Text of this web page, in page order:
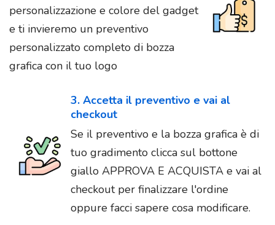
personalizzazione e colore del gadget
e ti invieremo un preventivo
personalizzato completo di bozza
grafica con il tuo logo
3. Accetta il preventivo e vai al
checkout
Se il preventivo e la bozza grafica è di
tuo gradimento clicca sul bottone
giallo APPROVA E ACQUISTA e vai al
checkout per finalizzare l'ordine
oppure facci sapere cosa modificare.